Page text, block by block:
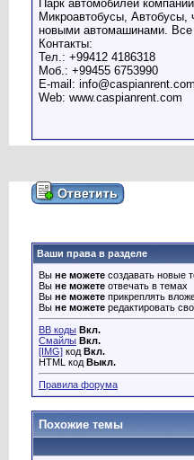
Парк автомобилей
Микроавтобусы, Автобусы,
новыми автомашинами. Все
Контакты:
Тел.: +99412 4186318
Моб.: +99455 6753990
E-mail: info@caspianrent.com
Web: www.caspianrent.com
Ваши права в разделе
Вы не можете создавать новые
Вы не можете отвечать в темах
Вы не можете прикреплять
Вы не можете редактировать
BB коды Вкл.
Смайлы Вкл.
[IMG] код Вкл.
HTML код Выкл.
Правила форума
Похожие темы